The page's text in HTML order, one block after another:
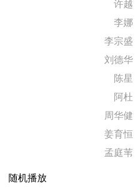
许越
李娜
李宗盛
刘德华
陈星
阿杜
周华健
姜育恒
孟庭苇
随机播放